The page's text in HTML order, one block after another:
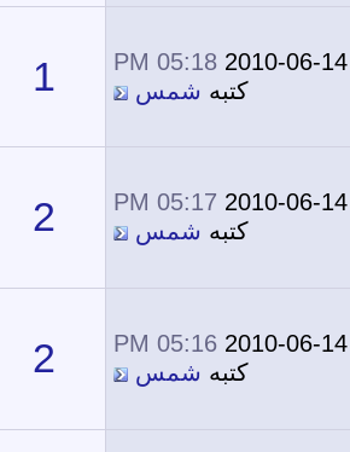
2010-06-14
05:18 PM
كتبه شمس 1
2010-06-14
05:17 PM
كتبه شمس 2
2010-06-14
05:16 PM
كتبه شمس 2